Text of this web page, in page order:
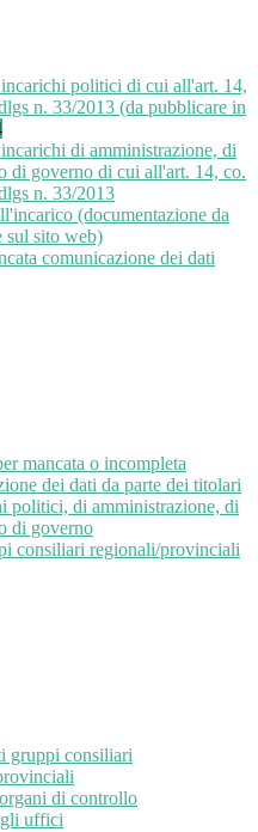
politici di cui all'art. 14,
n. 33/2013 (da pubblicare in
di amministrazione, di
di governo di cui all'art. 14, co.
n. 33/2013
(documentazione da
sul sito web)
comunicazione dei dati
mancata o incompleta
dei dati da parte dei titolari
politici, di amministrazione, di
di governo
consiliari regionali/provinciali
gruppi consiliari
di controllo
uffici